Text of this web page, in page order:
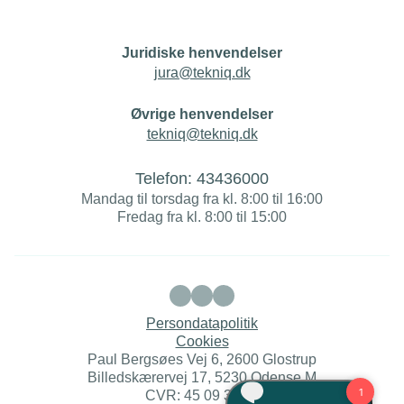
Juridiske henvendelser
jura@tekniq.dk
Øvrige henvendelser
tekniq@tekniq.dk
Telefon: 43436000
Mandag til torsdag fra kl. 8:00 til 16:00
Fredag fra kl. 8:00 til 15:00
Persondatapolitik
Cookies
Paul Bergsøes Vej 6, 2600 Glostrup
Billedskærervej 17, 5230 Odense M
CVR: 45 09 35 22